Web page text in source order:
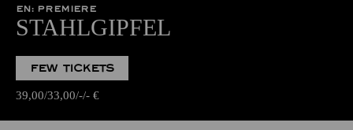
EN: PREMIERE
STAHLGIPFEL
FEW TICKETS
39,00 33,00 - - €